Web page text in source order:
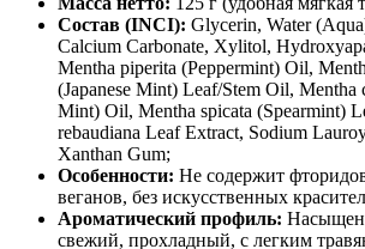
Состав (INCI): Glycerin, Water
Calcium Carbonate, Xylitol,
Mentha piperita (Peppermint) Oil,
(Japanese Mint) Leaf/Stem Oil, Mentha
Mint) Oil, Mentha spicata (Spearmint)
rebaudiana Leaf Extract, Sodium
Xanthan Gum;
Особенности: Не содержит
веганов, без искусственных
Ароматический профиль:
свежий, прохладный, с легким